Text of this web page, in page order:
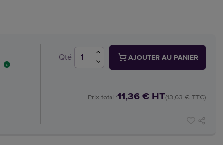
Qté AJOUTER AU PANIER
Prix total :11,36 € HT(13,63 € TTC)